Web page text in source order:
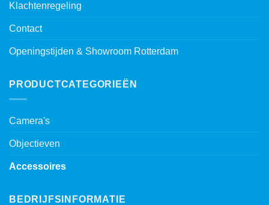
Klachtenregeling
Contact
Openingstijden & Showroom Rotterdam
PRODUCTCATEGORIEËN
Camera's
Objectieven
Accessoires
BEDRIJFSINFORMATIE